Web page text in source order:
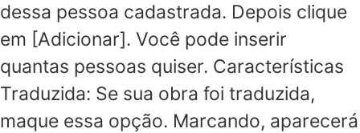
dessa pessoa cadastrada. Depois clique
em [Adicionar]. Você pode inserir
quantas pessoas quiser. Características
Traduzida: Se sua obra foi traduzida,
maque essa opção. Marcando, aparecerá